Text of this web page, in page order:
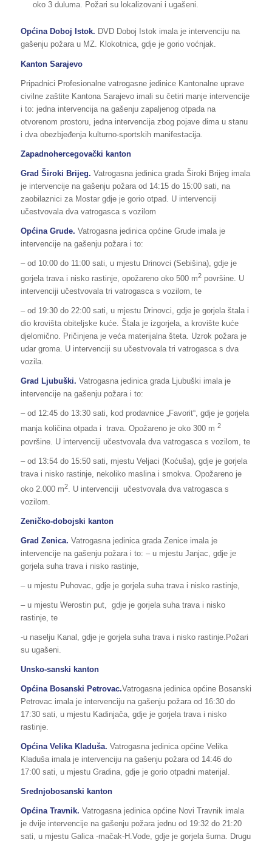
oko 3 duluma. Požari su lokalizovani i ugašeni.
Općina Doboj Istok. DVD Doboj Istok imala je intervenciju na
gašenju požara u MZ. Klokotnica, gdje je gorio voćnjak.
Kanton Sarajevo
Pripadnici Profesionalne vatrogasne jedinice Kantonalne uprave
civilne zaštite Kantona Sarajevo imali su četiri manje intervencije
i to: jedna intervencija na gašenju zapaljenog otpada na
otvorenom prostoru, jedna intervencija zbog pojave dima u stanu
i dva obezbjeđenja kulturno-sportskih manifestacija.
Zapadnohercegovački kanton
Grad Široki Brijeg. Vatrogasna jedinica grada Široki Brijeg imala
je intervencije na gašenju požara od 14:15 do 15:00 sati, na
zaobilaznici za Mostar gdje je gorio otpad. U intervenciji
učestvovala dva vatrogasca s vozilom
Općina Grude. Vatrogasna jedinica općine Grude imala je
intervencije na gašenju požara i to:
– od 10:00 do 11:00 sati, u mjestu Drinovci (Sebišina), gdje je
gorjela trava i nisko rastinje, opožareno oko 500 m2površine. U
intervenciji učestvovala tri vatrogasca s vozilom, te
– od 19:30 do 22:00 sati, u mjestu Drinovci, gdje je gorjela štala i
dio krovišta obiteljske kuće. Štala je izgorjela, a krovište kuće
djelomično. Pričinjena je veća materijalna šteta. Uzrok požara je
udar groma. U intervenciji su učestvovala tri vatrogasca s dva
vozila.
Grad Ljubuški. Vatrogasna jedinica grada Ljubuški imala je
intervencije na gašenju požara i to:
– od 12:45 do 13:30 sati, kod prodavnice „Favorit“, gdje je gorjela
manja količina otpada i trava. Opožareno je oko 300 m 2
površine. U intervenciji učestvovala dva vatrogasca s vozilom, te
– od 13:54 do 15:50 sati, mjestu Veljaci (Koćuša), gdje je gorjela
trava i nisko rastinje, nekoliko maslina i smokva. Opožareno je
oko 2.000 m2. U intervenciji učestvovala dva vatrogasca s
vozilom.
Zeničko-dobojski kanton
Grad Zenica. Vatrogasna jedinica grada Zenice imala je
intervencije na gašenju požara i to: – u mjestu Janjac, gdje je
gorjela suha trava i nisko rastinje,
– u mjestu Puhovac, gdje je gorjela suha trava i nisko rastinje,
– u mjestu Werostin put, gdje je gorjela suha trava i nisko
rastinje, te
-u naselju Kanal, gdje je gorjela suha trava i nisko rastinje.Požari
su ugašeni.
Unsko-sanski kanton
Općina Bosanski Petrovac.Vatrogasna jedinica općine Bosanski
Petrovac imala je intervenciju na gašenju požara od 16:30 do
17:30 sati, u mjestu Kadinjača, gdje je gorjela trava i nisko
rastinje.
Općina Velika Kladuša. Vatrogasna jedinica općine Velika
Kladuša imala je intervenciju na gašenju požara od 14:46 do
17:00 sati, u mjestu Gradina, gdje je gorio otpadni materijal.
Srednjobosanski kanton
Općina Travnik. Vatrogasna jedinica općine Novi Travnik imala
je dvije intervencije na gašenju požara jednu od 19:32 do 21:20
sati, u mjestu Galica -mačak-H.Vode, gdje je gorjela šuma. Drugu